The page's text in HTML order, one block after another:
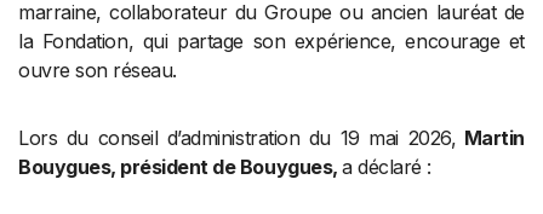
marraine, collaborateur du Groupe ou ancien lauréat de
la Fondation, qui partage son expérience, encourage et
ouvre son réseau.
Lors du conseil d’administration du 19 mai 2026, Martin
Bouygues, président de Bouygues,a déclaré :